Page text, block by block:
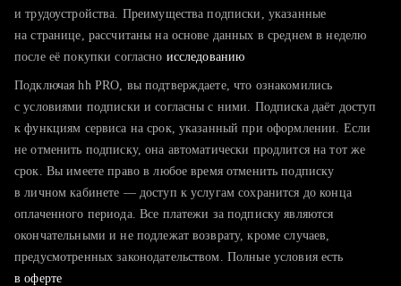
тратите много времени на поиск и вручную поднимаете
хотите сравнить себя с конкурентами и оценить шансы
и трудоустройства. Преимущества подписки, указанные
на странице, рассчитаны на основе данных в среднем в неделю
после её покупки согласно исследованию
Подключая hh PRO, вы подтверждаете, что ознакомились
с условиями подписки и согласны с ними. Подписка даёт доступ
к функциям сервиса на срок, указанный при оформлении. Если
не отменить подписку, она автоматически продлится на тот же
срок. Вы имеете право в любое время отменить подписку
в личном кабинете — доступ к услугам сохранится до конца
оплаченного периода. Все платежи за подписку являются
окончательными и не подлежат возврату, кроме случаев,
предусмотренных законодательством. Полные условия есть
в оферте